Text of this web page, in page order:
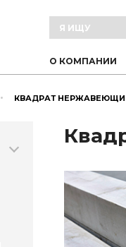
О КОМПАНИИ
КВАДРАТ